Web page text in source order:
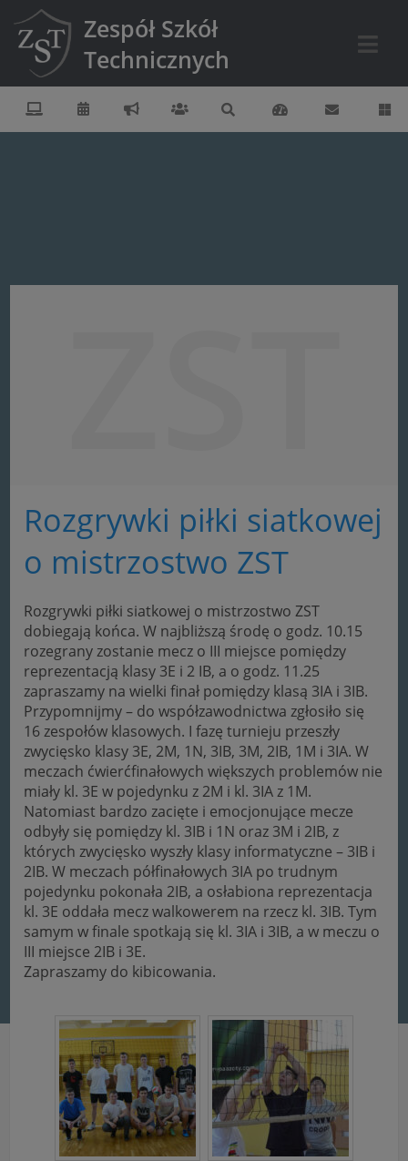
Zespół Szkół
Technicznych
Rozgrywki piłki siatkowej
o mistrzostwo ZST
Rozgrywki piłki siatkowej o mistrzostwo ZST
dobiegają końca. W najbliższą środę o godz. 10.15
rozegrany zostanie mecz o III miejsce pomiędzy
reprezentacją klasy 3E i 2 IB, a o godz. 11.25
zapraszamy na wielki finał pomiędzy klasą 3IA i 3IB.
Przypomnijmy – do współzawodnictwa zgłosiło się
16 zespołów klasowych. I fazę turnieju przeszły
zwycięsko klasy 3E, 2M, 1N, 3IB, 3M, 2IB, 1M i 3IA. W
meczach ćwierćfinałowych większych problemów nie
miały kl. 3E w pojedynku z 2M i kl. 3IA z 1M.
Natomiast bardzo zacięte i emocjonujące mecze
odbyły się pomiędzy kl. 3IB i 1N oraz 3M i 2IB, z
których zwycięsko wyszły klasy informatyczne – 3IB i
2IB. W meczach półfinałowych 3IA po trudnym
pojedynku pokonała 2IB, a osłabiona reprezentacja
kl. 3E oddała mecz walkowerem na rzecz kl. 3IB. Tym
samym w finale spotkają się kl. 3IA i 3IB, a w meczu o
III miejsce 2IB i 3E.
Zapraszamy do kibicowania.